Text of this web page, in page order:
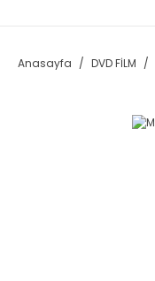
Anasayfa DVD FİLM